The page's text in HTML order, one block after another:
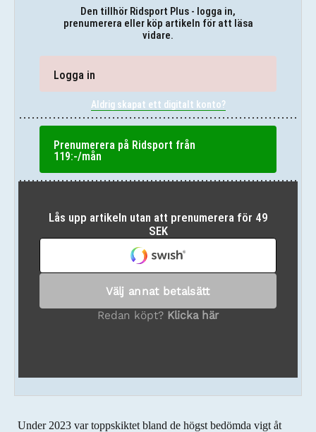
Den tillhör Ridsport Plus - logga in,
prenumerera eller köp artikeln för att läsa
vidare.
Logga in
Aldrig skapat ett digitalt konto?
Prenumerera på Ridsport från
119:-/mån
Under 2023 var toppskiktet bland de högst bedömda vigt åt